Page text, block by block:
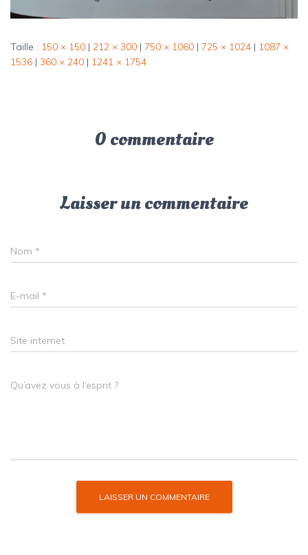
Taille : 150 × 150 | 212 × 300 | 750 × 1060 | 725 × 1024 | 1087 ×
1536 | 360 × 240 | 1241 × 1754
0 commentaire
Laisser un commentaire
Nom *
E-mail *
Site internet
Qu’avez vous à l’esprit ?